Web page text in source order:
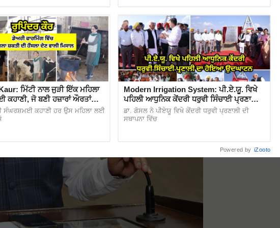
ਮਿੱਟੀ ਨਾਲ ਜੁੜੀ ਇੱਕ ਮਹਿਲਾ
ਕਹਾਣੀ, ਜੋ ਬਣੀ ਹਜ਼ਾਰਾਂ ਔਰਤਾਂ
ਸੰਘਰਸ਼ਮਈ ਕਹਾਣੀ ਹਰ ਉਸ ਮਹਿਲਾ ਲਈ
Modern Irrigation System: ਪੀ.ਏ.ਯੂ. ਵਿਖੇ
ਪਹਿਲੀ ਆਧੁਨਿਕ ਕੇਂਦਰੀ ਧਰੁਵੀ ਸਿੰਚਾਈ ਪ੍ਰਣਾਲੀ
ਦਾ ਹੋਇਆ ਉਦਘਾਟਨ
ਡਾ. ਗੋਸਲ ਨੇ ਪੀਏਯੂ ਵਿਖੇ ਕੇਂਦਰੀ ਧਰੁਵੀ ਪ੍ਰਣਾਲੀ ਦੀ
ਸਥਾਪਨਾ ਵਿੱਚ
Powered by iZooto